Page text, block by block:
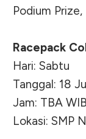
Podium
Racepack
Hari: Sabtu
Tanggal: 18
Jam: TBA WIB
Lokasi: SMP